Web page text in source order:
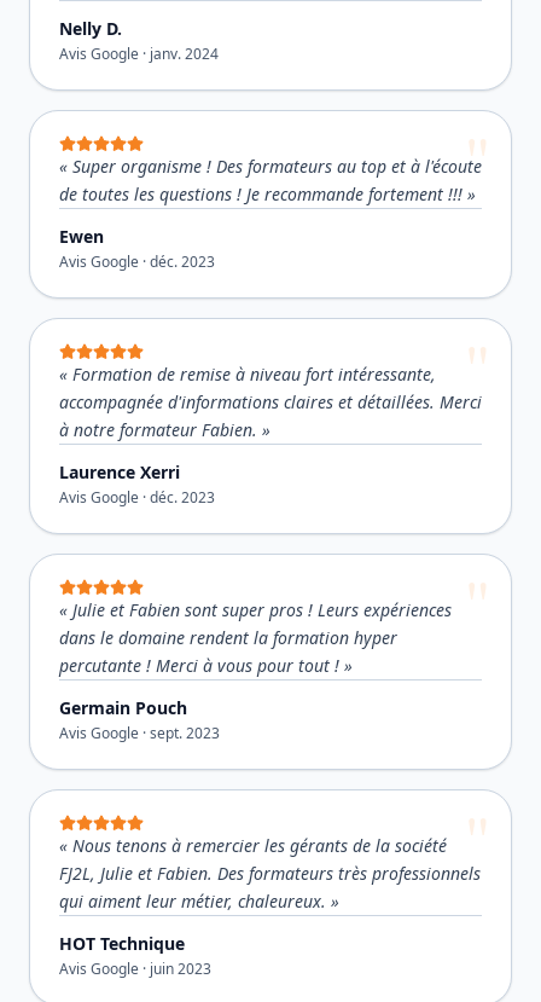
Nelly D.
Avis Google · janv. 2024
« Super organisme ! Des formateurs au top et à l'écoute
de toutes les questions ! Je recommande fortement !!! »
Ewen
Avis Google ·déc. 2023
« Formation de remise à niveau fort intéressante,
accompagnée d'informations claires et détaillées. Merci
à notre formateur Fabien. »
Laurence Xerri
Avis Google ·déc. 2023
« Julie et Fabien sont super pros ! Leurs expériences
dans le domaine rendent la formation hyper
percutante ! Merci à vous pour tout ! »
Germain Pouch
Avis Google ·sept. 2023
« Nous tenons à remercier les gérants de la société
FJ2L, Julie et Fabien. Des formateurs très professionnels
qui aiment leur métier, chaleureux. »
HOT Technique
Avis Google · juin 2023